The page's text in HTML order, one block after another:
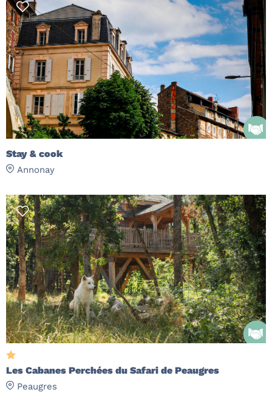
Stay & cook
Annonay
Les Cabanes Perchées du Safari de Peaugres
Peaugres